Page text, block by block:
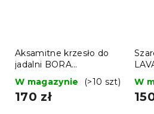
Aksamitne krzesło do
jadalni BORA
ciemnoróżowe
W magazynie (>10 szt)
170 zł
W